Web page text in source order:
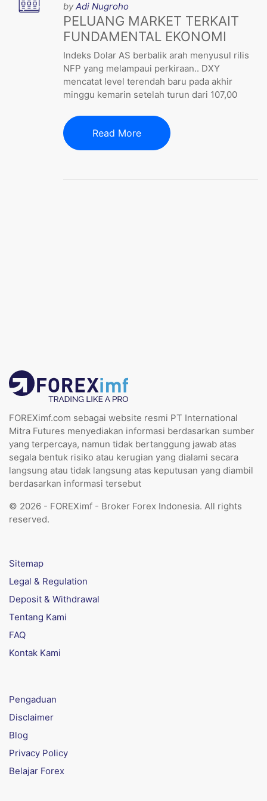
byAdi Nugroho
PELUANG MARKET TERKAIT
FUNDAMENTAL EKONOMI
Indeks Dolar AS berbalik arah menyusul rilis
NFP yang melampaui perkiraan.. DXY
mencatat level terendah baru pada akhir
minggu kemarin setelah turun dari 107,00
Read More
FOREXimf.com sebagai website resmi PT International
Mitra Futures menyediakan informasi berdasarkan sumber
yang terpercaya, namun tidak bertanggung jawab atas
segala bentuk risiko atau kerugian yang dialami secara
langsung atau tidak langsung atas keputusan yang diambil
berdasarkan informasi tersebut
© 2026 - FOREXimf - Broker Forex Indonesia. All rights
reserved.
Sitemap
Legal & Regulation
Deposit & Withdrawal
Tentang Kami
FAQ
Kontak Kami
Pengaduan
Disclaimer
Blog
Privacy Policy
Belajar Forex